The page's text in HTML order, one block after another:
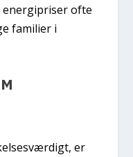
energipriser ofte
familier i
er